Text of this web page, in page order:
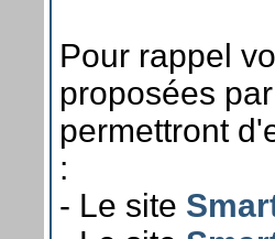
Pour rappel
proposées
permettront
:
- Le site